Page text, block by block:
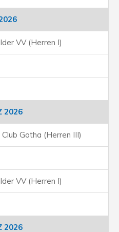
VV (Herren I)
2026
Gotha (Herren III)
VV (Herren I)
2026